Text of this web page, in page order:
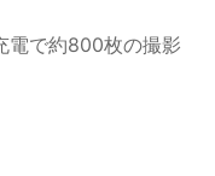
電で約800枚の撮影